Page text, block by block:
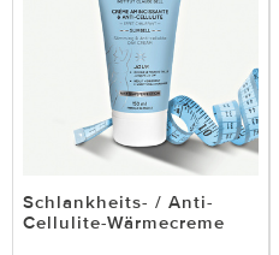
Schlankheits- / Anti-
Cellulite-Wärmecreme